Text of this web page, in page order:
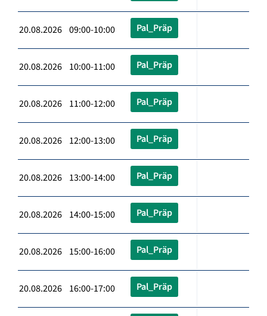
20.08.2026 09:00-10:00 Pal_Präp
20.08.2026 10:00-11:00 Pal_Präp
20.08.2026 11:00-12:00 Pal_Präp
20.08.2026 12:00-13:00 Pal_Präp
20.08.2026 13:00-14:00 Pal_Präp
20.08.2026 14:00-15:00 Pal_Präp
20.08.2026 15:00-16:00 Pal_Präp
20.08.2026 16:00-17:00 Pal_Präp